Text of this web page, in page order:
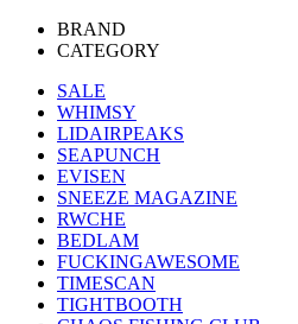
BRAND
CATEGORY
SALE
WHIMSY
LIDAIRPEAKS
SEAPUNCH
EVISEN
SNEEZE MAGAZINE
RWCHE
BEDLAM
FUCKINGAWESOME
TIMESCAN
TIGHTBOOTH